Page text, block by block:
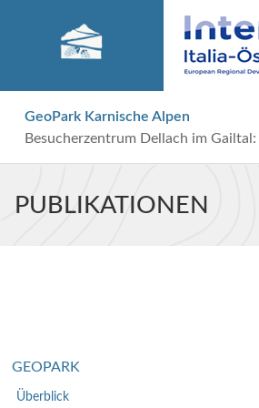
GeoPark Karnische Alpen
Besucherzentrum Dellach im Gailtal:
PUBLIKATIONEN
GEOPARK
Überblick